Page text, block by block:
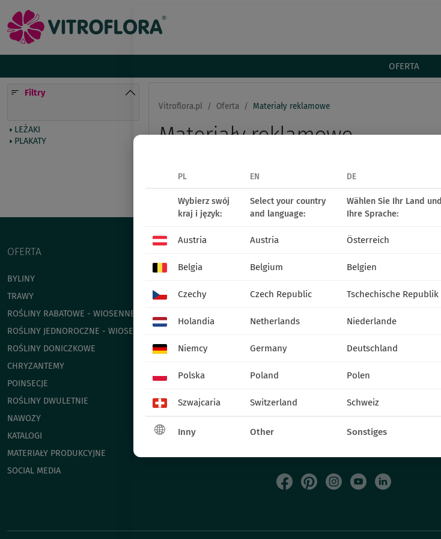
OFERTA
Filtry
LEŻAKI
PLAKATY
Vitroflora.pl Oferta Materiały reklamowe
Materiały reklamowe
OFERTA
BYLINY
TRAWY
ROŚLINY RABATOWE - WIOSENNE
ROŚLINY JEDNOROCZNE - WIOSENNE
ROŚLINY DONICZKOWE
CHRYZANTEMY
POINSECJE
ROŚLINY DWULETNIE
NAWOZY
KATALOGI
MATERIAŁY PRODUKCYJNE
SOCIAL MEDIA
e-mail: info@vitroflora.com.pl
PL EN DE
Wybierz swój
kraj i język:
Select your country
and language:
Wählen Sie Ihr Land und
Ihre Sprache:
Austria Austria Österreich
Belgia Belgium Belgien
Czechy Czech Republic Tschechische Republik
Holandia Netherlands Niederlande
Niemcy Germany Deutschland
Polska Poland Polen
Szwajcaria Switzerland Schweiz
Inny Other Sonstiges